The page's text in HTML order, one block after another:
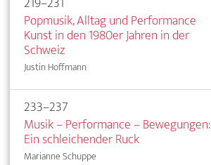
Popmusik, Alltag und Performance
Kunst in den 1980er Jahren in der
Schweiz
Justin Hoffmann
233–237
Musik – Performance – Bewegungen:
Ein schleichender Ruck
Marianne Schuppe